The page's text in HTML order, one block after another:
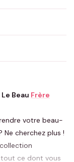
avant fabrication
Beau Frère
votre beau-
Ne cherchez plus !
tout ce dont vous